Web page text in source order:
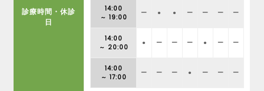
診療時間・休診
日
14:00
～ 19:00
ー ● ● ー ー ー ー
14:00
～ 20:00
● ー ー ー ● ー ー
14:00
～ 17:00
ー ー ー ● ー ー ー